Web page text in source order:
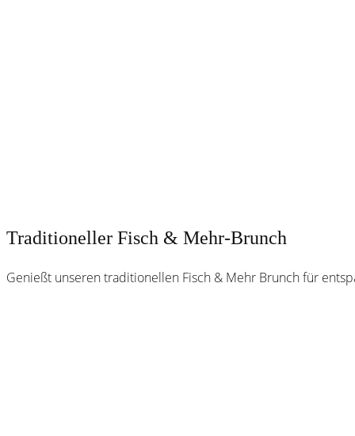
Traditioneller Fisch & Mehr-Brunch
Genießt unseren traditionellen Fisch & Mehr Brunch für